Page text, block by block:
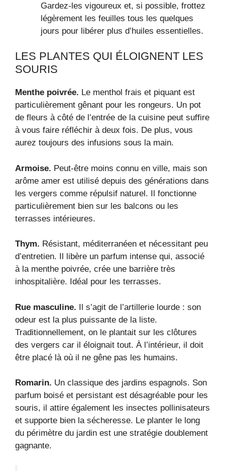
Gardez-les vigoureux et, si possible, frottez
légèrement les feuilles tous les quelques
jours pour libérer plus d’huiles essentielles.
LES PLANTES QUI ÉLOIGNENT LES
SOURIS
Menthe poivrée. Le menthol frais et piquant est
particulièrement gênant pour les rongeurs. Un pot
de fleurs à côté de l’entrée de la cuisine peut suffire
à vous faire réfléchir à deux fois. De plus, vous
aurez toujours des infusions sous la main.
Armoise. Peut-être moins connu en ville, mais son
arôme amer est utilisé depuis des générations dans
les vergers comme répulsif naturel. Il fonctionne
particulièrement bien sur les balcons ou les
terrasses intérieures.
Thym. Résistant, méditerranéen et nécessitant peu
d’entretien. Il libère un parfum intense qui, associé
à la menthe poivrée, crée une barrière très
inhospitalière. Idéal pour les terrasses.
Rue masculine. Il s’agit de l’artillerie lourde : son
odeur est la plus puissante de la liste.
Traditionnellement, on le plantait sur les clôtures
des vergers car il éloignait tout. À l’intérieur, il doit
être placé là où il ne gêne pas les humains.
Romarin. Un classique des jardins espagnols. Son
parfum boisé et persistant est désagréable pour les
souris, il attire également les insectes pollinisateurs
et supporte bien la sécheresse. Le planter le long
du périmètre du jardin est une stratégie doublement
gagnante.